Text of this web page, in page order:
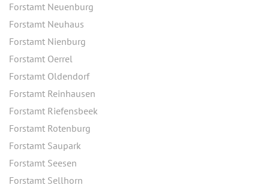
Forstamt Neuenburg
Forstamt Neuhaus
Forstamt Nienburg
Forstamt Oerrel
Forstamt Oldendorf
Forstamt Reinhausen
Forstamt Riefensbeek
Forstamt Rotenburg
Forstamt Saupark
Forstamt Seesen
Forstamt Sellhorn